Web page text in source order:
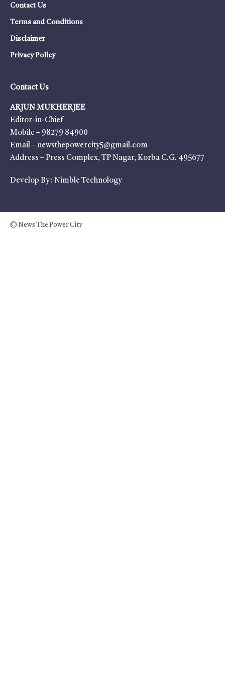
Contact Us
Terms and Conditions
Disclaimer
Privacy Policy
Contact Us
ARJUN MUKHERJEE
Editor-in-Chief
Mobile – 98279 84900
Email – newsthepowercity5@gmail.com
Address – Press Complex, TP Nagar, Korba C.G. 495677
Develop By : Nimble Technology
© News The Power City